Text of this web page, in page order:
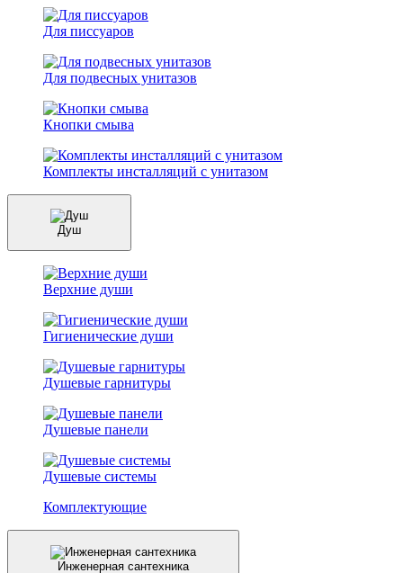
Для писсуаров
Для подвесных унитазов
Кнопки смыва
Комплекты инсталляций с унитазом
Душ
Верхние души
Гигиенические души
Душевые гарнитуры
Душевые панели
Душевые системы
Комплектующие
Инженерная сантехника